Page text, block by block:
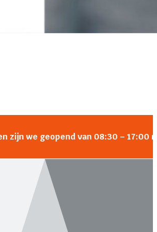
zijn we geopend van 08:30 –